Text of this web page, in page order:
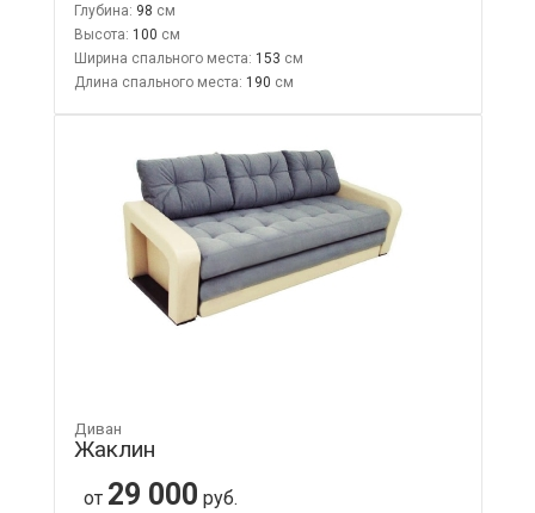
Глубина: 98
Высота: 100
Ширина спального места: 153
Длина спального места: 190
Диван
Жаклин
от 29 000 руб.